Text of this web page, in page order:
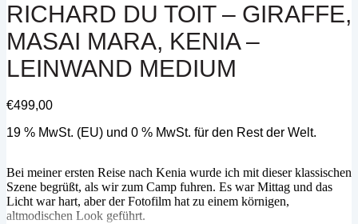
RICHARD DU TOIT – GIRAFFE,
MASAI MARA, KENIA –
LEINWAND MEDIUM
€499,00
19 % MwSt. (EU) und 0 % MwSt. für den Rest der Welt.
Bei meiner ersten Reise nach Kenia wurde ich mit dieser klassischen
Szene begrüßt, als wir zum Camp fuhren. Es war Mittag und das
Licht war hart, aber der Fotofilm hat zu einem körnigen,
altmodischen Look geführt.